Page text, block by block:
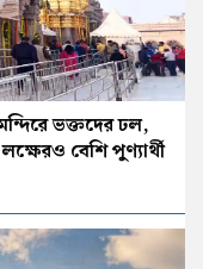
ভক্তদের ঢল,
বেশি পুণ্যার্থী